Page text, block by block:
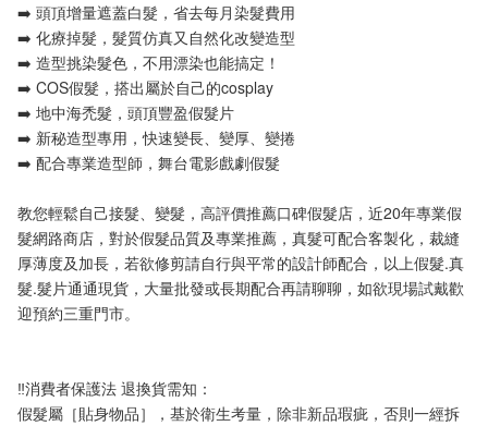
➡️ 頭頂增量遮蓋白髮，省去每月染髮費用
➡️ 化療掉髮，髮質仿真又自然化改變造型
➡️ 造型挑染髮色，不用漂染也能搞定！
➡️ COS假髮，搭出屬於自己的cosplay
➡️ 地中海禿髮，頭頂豐盈假髮片
➡️ 新秘造型專用，快速變長、變厚、變捲
➡️ 配合專業造型師，舞台電影戲劇假髮
教您輕鬆自己接髮、變髮，高評價推薦口碑假髮店，近20年專業假
髮網路商店，對於假髮品質及專業推薦，真髮可配合客製化，裁縫
厚薄度及加長，若欲修剪請自行與平常的設計師配合，以上假髮.真
髮.髮片通通現貨，大量批發或長期配合再請聊聊，如欲現場試戴歡
迎預約三重門市。
‼️消費者保護法 退換貨需知：
假髮屬［貼身物品］，基於衛生考量，除非新品瑕疵，否則一經拆